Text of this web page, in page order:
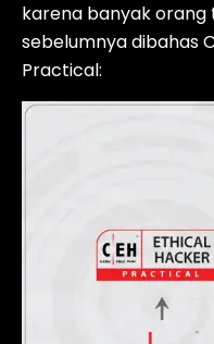
karena banyak orang
sebelumnya dibahas
Practical: